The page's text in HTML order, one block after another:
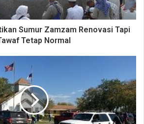
Sumur Zamzam Renovasi Tapi
Tetap Normal